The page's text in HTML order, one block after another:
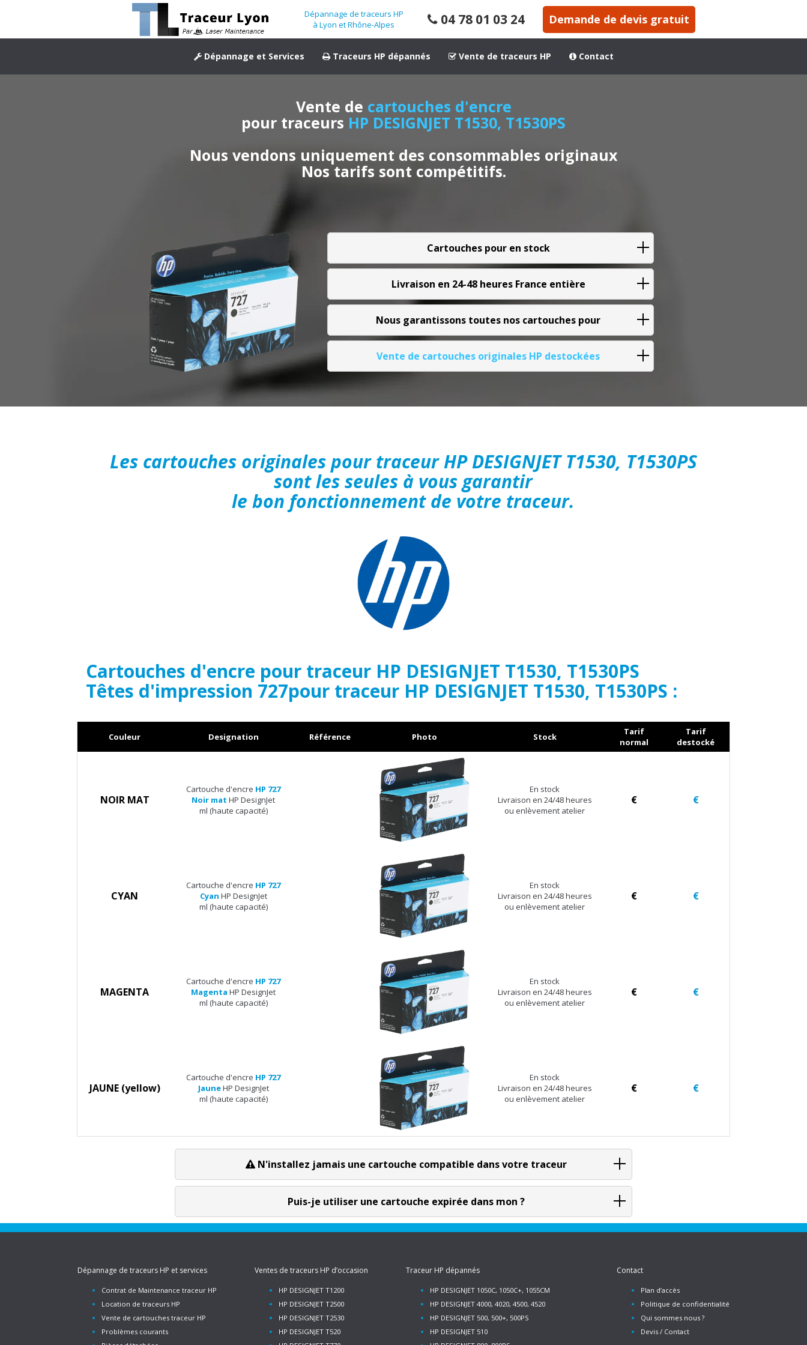
Dépannage de traceurs HP
à Lyon et Rhône-Alpes
04 78 01 03 24 Demande de devis gratuit
Dépannage et Services Traceurs HP dépannés Vente de traceurs HP Contact
Vente de cartouches d'encre
pour traceurs HP DESIGNJET T1530, T1530PS
Nous vendons uniquement des consommables originaux
Nos tarifs sont compétitifs.
Cartouches pour en stock
Livraison en 24-48 heures France entière
Nous garantissons toutes nos cartouches pour
Vente de cartouches originales HP destockées
Les cartouches originales pour traceur HP DESIGNJET T1530, T1530PS
sont les seules à vous garantir
le bon fonctionnement de votre traceur.
Cartouches d'encre pour traceur HP DESIGNJET T1530, T1530PS
Têtes d'impression 727pour traceur HP DESIGNJET T1530, T1530PS :
Couleur Designation Référence Photo Stock
Tarif
normal
Tarif
destocké
NOIR MAT
Cartouche d'encre HP 727
Noir mat HP DesignJet
ml (haute capacité)
En stock
Livraison en 24/48 heures
ou enlèvement atelier
€ €
CYAN
Cartouche d'encre HP 727
Cyan HP DesignJet
ml (haute capacité)
En stock
Livraison en 24/48 heures
ou enlèvement atelier
€ €
MAGENTA
Cartouche d'encre HP 727
Magenta HP DesignJet
ml (haute capacité)
En stock
Livraison en 24/48 heures
ou enlèvement atelier
€ €
JAUNE (yellow)
Cartouche d'encre HP 727
JauneHP DesignJet
ml (haute capacité)
En stock
Livraison en 24/48 heures
ou enlèvement atelier
€ €
N'installez jamais une cartouche compatible dans votre traceur
Puis-je utiliser une cartouche expirée dans mon ?
Dépannage de traceurs HP et services
Contrat de Maintenance traceur HP
Location de traceurs HP
Vente de cartouches traceur HP
Problèmes courants
Ventes de traceurs HP d’occasion
HP DESIGNJET T1200
HP DESIGNJET T2500
HP DESIGNJET T2530
HP DESIGNJET T520
Traceur HP dépannés
HP DESIGNJET 1050C, 1050C+, 1055CM
HP DESIGNJET 4000, 4020, 4500, 4520
HP DESIGNJET 500, 500+, 500PS
HP DESIGNJET 510
Contact
Plan d’accès
Politique de confidentialité
Qui sommes nous ?
Devis / Contact